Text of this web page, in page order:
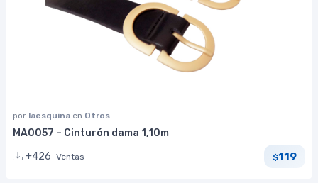
por laesquina en Otros
MA0057 – Cinturón dama 1,10m
+426 Ventas $119